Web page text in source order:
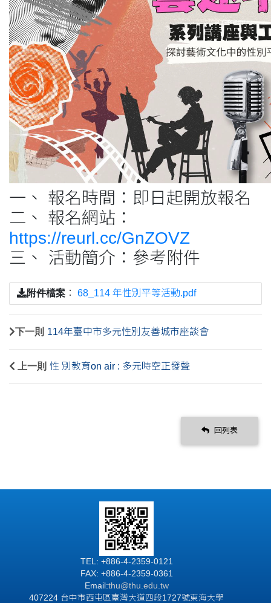
一、 報名時間：即日起開放報名
二、 報名網站：
https://reurl.cc/GnZOVZ
三、 活動簡介：參考附件
附件檔案 ： 68_114 年性別平等活動.pdf
下一則 114年臺中市多元性別友善城市座談會
上一則 性 別教育on air : 多元時空正發聲
回列表
TEL: +886-4-2359-0121
FAX: +886-4-2359-0361
Email:thu@thu.edu.tw
407224 台中市西屯區臺灣大道四段1727號東海大學